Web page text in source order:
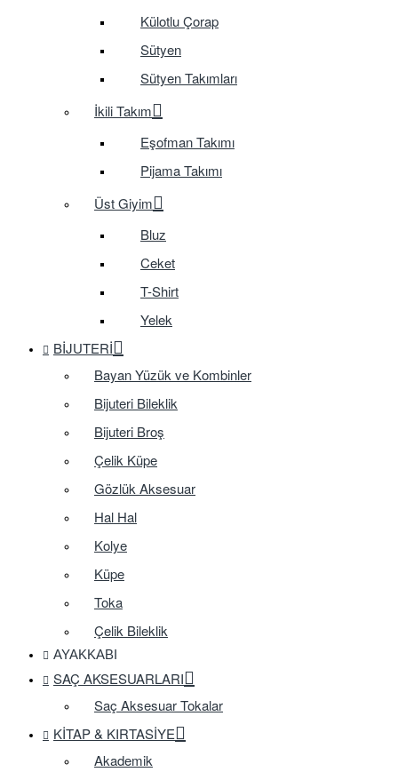
Külotlu Çorap
Sütyen
Sütyen Takımları
İkili Takım
Eşofman Takımı
Pijama Takımı
Üst Giyim
Bluz
Ceket
T-Shirt
Yelek
BIJUTERI
Bayan Yüzük ve Kombinler
Bijuteri Bileklik
Bijuteri Broş
Çelik Küpe
Gözlük Aksesuar
Hal Hal
Kolye
Küpe
Toka
Çelik Bileklik
AYAKKABI
SAÇ AKSESUARLARI
Saç Aksesuar Tokalar
KITAP & KIRTASIYE
Akademik